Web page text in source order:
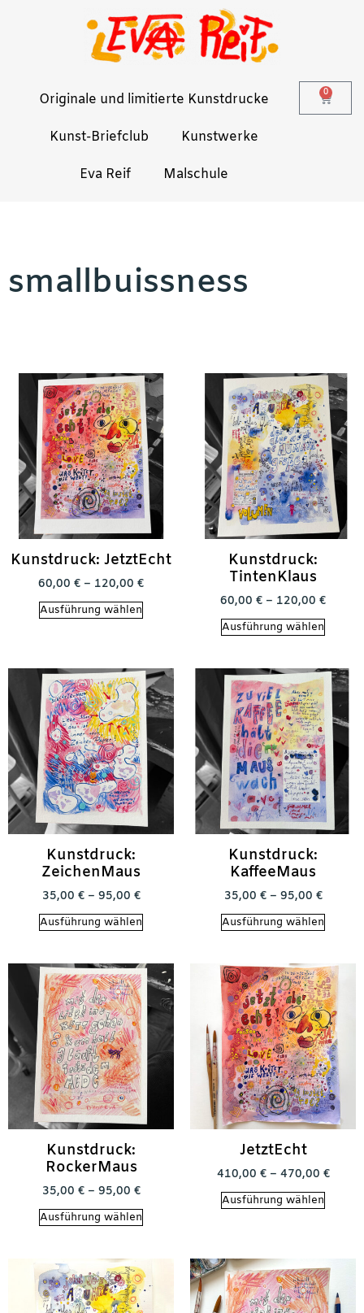
Originale und limitierte Kunstdrucke
Kunst-Briefclub Kunstwerke
Eva Reif Malschule
0
smallbuissness
Kunstdruck: JetztEcht
60,00 € – 120,00 €
Ausführung wählen
Kunstdruck:
TintenKlaus
60,00 € – 120,00 €
Ausführung wählen
Kunstdruck:
ZeichenMaus
35,00 € – 95,00 €
Ausführung wählen
Kunstdruck:
KaffeeMaus
35,00 € – 95,00 €
Ausführung wählen
Kunstdruck:
RockerMaus
35,00 € – 95,00 €
Ausführung wählen
JetztEcht
410,00 € – 470,00 €
Ausführung wählen